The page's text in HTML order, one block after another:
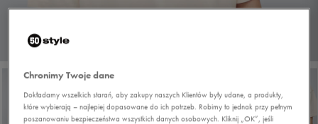
Chronimy Twoje dane
Dokładamy wszelkich starań, aby zakupy naszych Klientów były udane, a produkty,
które wybierają – najlepiej dopasowane do ich potrzeb. Robimy to jednak przy pełnym
poszanowaniu bezpieczeństwa wszystkich danych osobowych. Kliknij „OK”, jeśli